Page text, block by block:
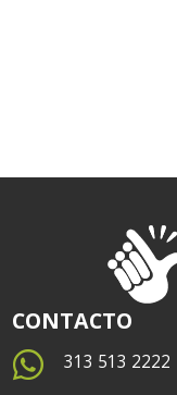
CONTACTO
 313 513 2222